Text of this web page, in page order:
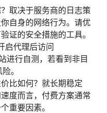
取决于服务商的日志策
自身的网络行为。请优
证的安全措施的工具。
启代理后访问
进行自测，若看到非目
。
比如何？就长期稳定
度而言，付费方案通常
重要因素。